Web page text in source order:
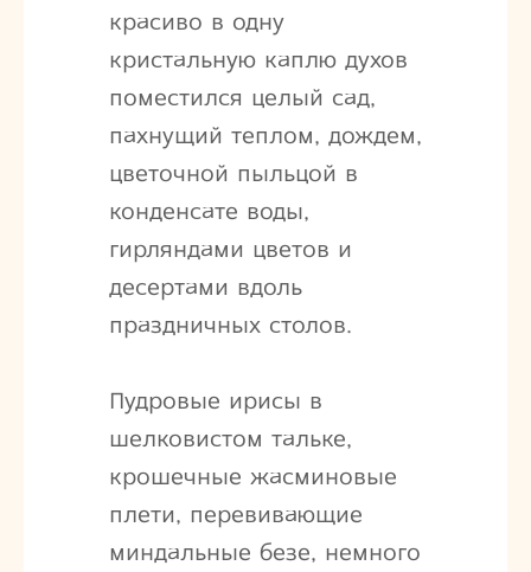
красиво в одну
кристальную каплю духов
поместился целый сад,
пахнущий теплом, дождем,
цветочной пыльцой в
конденсате воды,
гирляндами цветов и
десертами вдоль
праздничных столов.
Пудровые ирисы в
шелковистом тальке,
крошечные жасминовые
плети, перевивающие
миндальные безе, немного